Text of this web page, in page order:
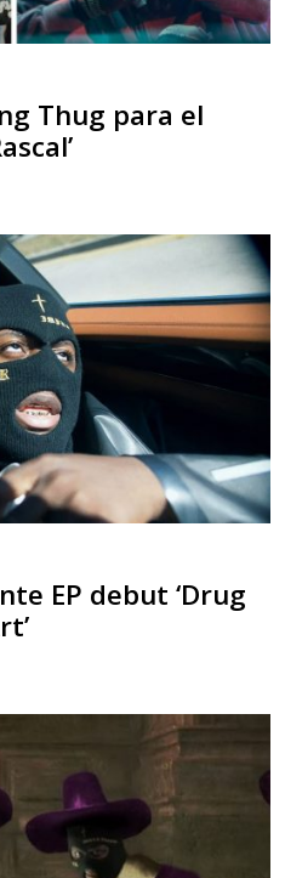
Thug para el
EP debut ‘Drug